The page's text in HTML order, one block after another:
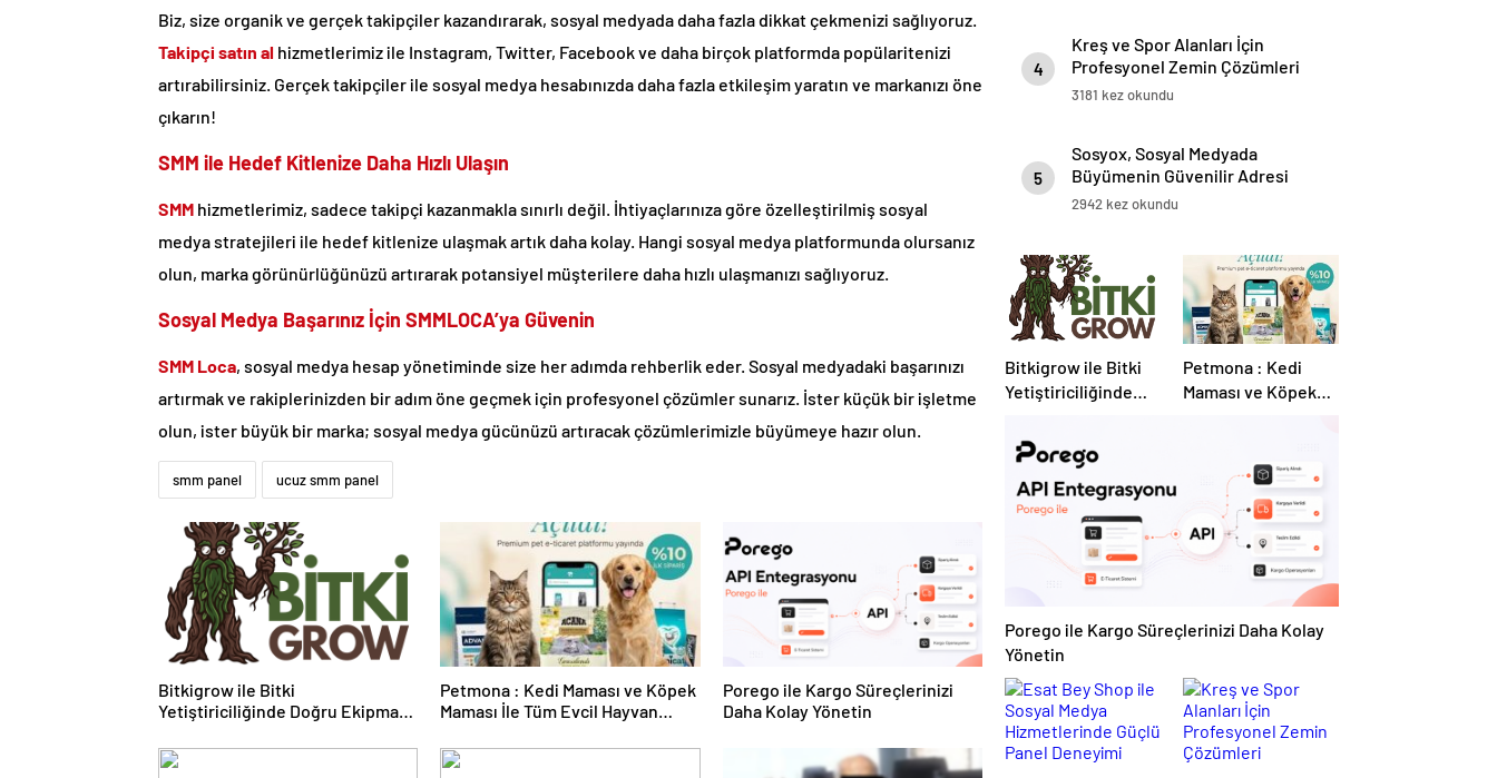
Biz, size organik ve gerçek takipçiler kazandırarak, sosyal medyada daha fazla dikkat çekmenizi sağlıyoruz.
Takipçi satın al hizmetlerimiz ile Instagram, Twitter, Facebook ve daha birçok platformda popülaritenizi
artırabilirsiniz. Gerçek takipçiler ile sosyal medya hesabınızda daha fazla etkileşim yaratın ve markanızı öne
çıkarın!
SMM ile Hedef Kitlenize Daha Hızlı Ulaşın
SMM hizmetlerimiz, sadece takipçi kazanmakla sınırlı değil. İhtiyaçlarınıza göre özelleştirilmiş sosyal
medya stratejileri ile hedef kitlenize ulaşmak artık daha kolay. Hangi sosyal medya platformunda olursanız
olun, marka görünürlüğünüzü artırarak potansiyel müşterilere daha hızlı ulaşmanızı sağlıyoruz.
Sosyal Medya Başarınız İçin SMMLOCA’ya Güvenin
SMM Loca, sosyal medya hesap yönetiminde size her adımda rehberlik eder. Sosyal medyadaki başarınızı
artırmak ve rakiplerinizden bir adım öne geçmek için profesyonel çözümler sunarız. İster küçük bir işletme
olun, ister büyük bir marka; sosyal medya gücünüzü artıracak çözümlerimizle büyümeye hazır olun.
smm panel ucuz smm panel
Bitkigrow ile Bitki
Yetiştiriciliğinde Doğru Ekipman
Petmona : Kedi Maması ve Köpek
Maması İle Tüm Evcil Hayvan
Porego ile Kargo Süreçlerinizi
Daha Kolay Yönetin
4
Kreş ve Spor Alanları İçin
Profesyonel Zemin Çözümleri
3181 kez okundu
5
Sosyox, Sosyal Medyada
Büyümenin Güvenilir Adresi
Olarak Öne Çıkıyor
2942 kez okundu
Bitkigrow ile Bitki
Yetiştiriciliğinde
Ürün Seçimi
Petmona : Kedi
Maması ve Köpek
Porego ile Kargo Süreçlerinizi Daha Kolay
Yönetin